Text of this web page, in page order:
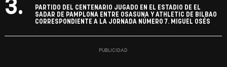
3.
PARTIDO DEL CENTENARIO JUGADO EN EL ESTADIO DE EL
SADAR DE PAMPLONA ENTRE OSASUNA Y ATHLETIC DE BILBAO
CORRESPONDIENTE A LA JORNADA NÚMERO 7. MIGUEL OSÉS